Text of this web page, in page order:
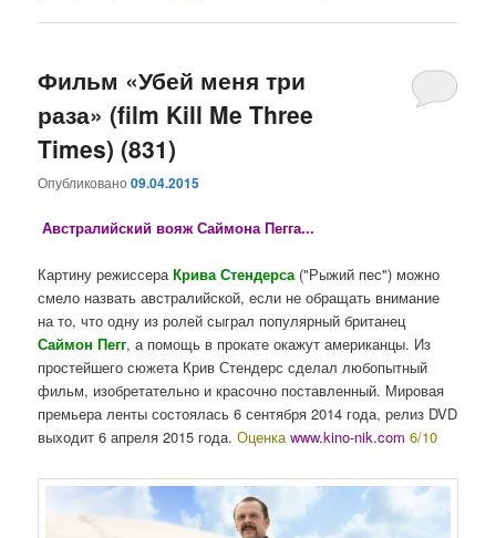
Фильм «Убей меня три
раза» (film Kill Me Three
Times) (831)
Опубликовано09.04.2015
Австралийский вояж Саймона Пегга...
Картину режиссераКрива Стендерса("Рыжий пес") можно
смело назвать австралийской, если не обращать внимание
на то, что одну из ролей сыграл популярный британец
Саймон Пегг, а помощь в прокате окажут американцы. Из
простейшего сюжета Крив Стендерс сделал любопытный
фильм, изобретательно и красочно поставленный. Мировая
премьера ленты состоялась 6 сентября 2014 года, релиз DVD
выходит 6 апреля 2015 года.Оценкаwww.kino-nik.com6/10